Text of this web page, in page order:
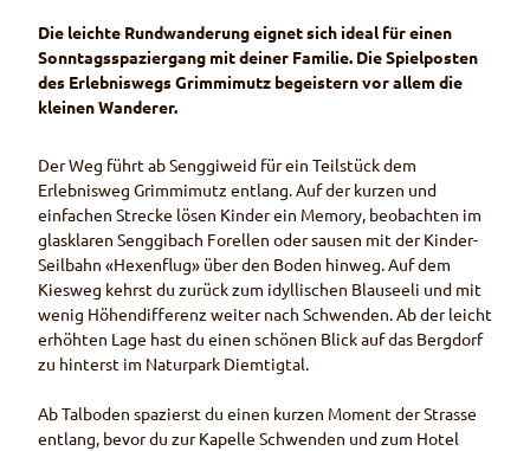
Die leichte Rundwanderung eignet sich ideal für einen
Sonntagsspaziergang mit deiner Familie. Die Spielposten
des Erlebniswegs Grimmimutz begeistern vor allem die
kleinen Wanderer.
Der Weg führt ab Senggiweid für ein Teilstück dem
Erlebnisweg Grimmimutz entlang. Auf der kurzen und
einfachen Strecke lösen Kinder ein Memory, beobachten im
glasklaren Senggibach Forellen oder sausen mit der Kinder-
Seilbahn «Hexenflug» über den Boden hinweg. Auf dem
Kiesweg kehrst du zurück zum idyllischen Blauseeli und mit
wenig Höhendifferenz weiter nach Schwenden. Ab der leicht
erhöhten Lage hast du einen schönen Blick auf das Bergdorf
zu hinterst im Naturpark Diemtigtal.
Ab Talboden spazierst du einen kurzen Moment der Strasse
entlang, bevor du zur Kapelle Schwenden und zum Hotel